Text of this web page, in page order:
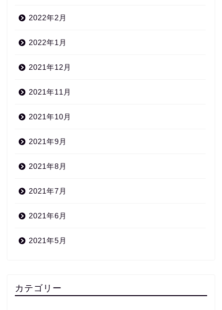
2022年2月
2022年1月
2021年12月
2021年11月
2021年10月
2021年9月
2021年8月
2021年7月
2021年6月
2021年5月
カテゴリー